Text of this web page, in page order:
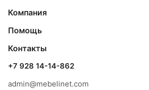
Компания
Помощь
Контакты
+7 928 14-14-862
admin@mebelinet.com